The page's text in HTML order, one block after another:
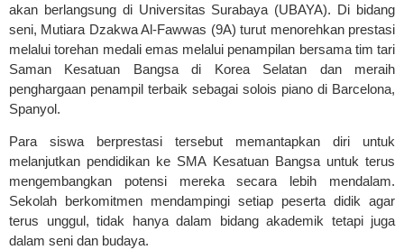
akan berlangsung di Universitas Surabaya (UBAYA). Di bidang
seni, Mutiara Dzakwa Al-Fawwas (9A) turut menorehkan prestasi
melalui torehan medali emas melalui penampilan bersama tim tari
Saman Kesatuan Bangsa di Korea Selatan dan meraih
penghargaan penampil terbaik sebagai solois piano di Barcelona,
Spanyol.
Para siswa berprestasi tersebut memantapkan diri untuk
melanjutkan pendidikan ke SMA Kesatuan Bangsa untuk terus
mengembangkan potensi mereka secara lebih mendalam.
Sekolah berkomitmen mendampingi setiap peserta didik agar
terus unggul, tidak hanya dalam bidang akademik tetapi juga
dalam seni dan budaya.